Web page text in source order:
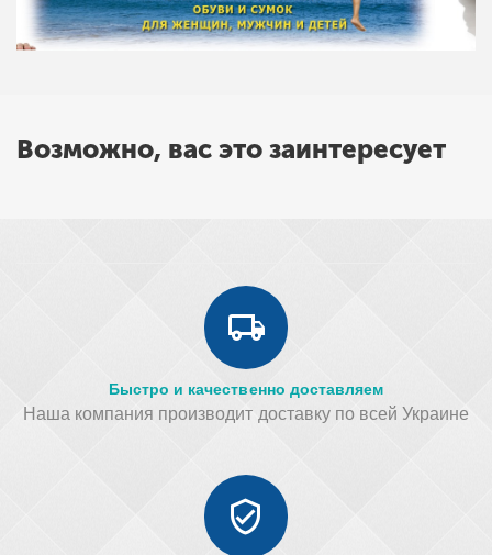
Возможно, вас это заинтересует
Быстро и качественно доставляем
Наша компания производит доставку по всей Украине